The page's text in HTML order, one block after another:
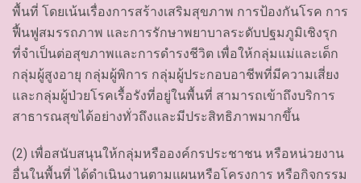
พื้นที่ โดยเน้นเรื่องการสร้างเสริมสุขภาพ การป้องกันโรค การ
ฟื้นฟูสมรรถภาพ และการรักษาพยาบาลระดับปฐมภูมิเชิงรุก
ที่จำเป็นต่อสุขภาพและการดำรงชีวิต เพื่อให้กลุ่มแม่และเด็ก
กลุ่มผู้สูงอายุ กลุ่มผู้พิการ กลุ่มผู้ประกอบอาชีพที่มีความเสี่ยง
และกลุ่มผู้ป่วยโรคเรื้อรังที่อยู่ในพื้นที่ สามารถเข้าถึงบริการ
สาธารณสุขได้อย่างทั่วถึงและมีประสิทธิภาพมากขึ้น
(2) เพื่อสนับสนุนให้กลุ่มหรือองค์กรประชาชน หรือหน่วยงาน
อื่นในพื้นที่ ได้ดำเนินงานตามแผนหรือโครงการ หรือกิจกรรม